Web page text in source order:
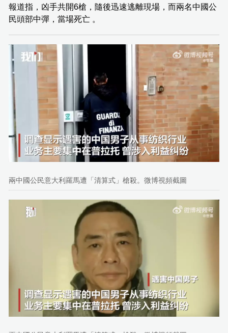
報道指，凶手共開6槍，隨後迅速逃離現場，而兩名中國公
民頭部中彈，當場死亡 。
兩中國公民意大利羅馬遭「清算式」槍殺。微博視頻截圖